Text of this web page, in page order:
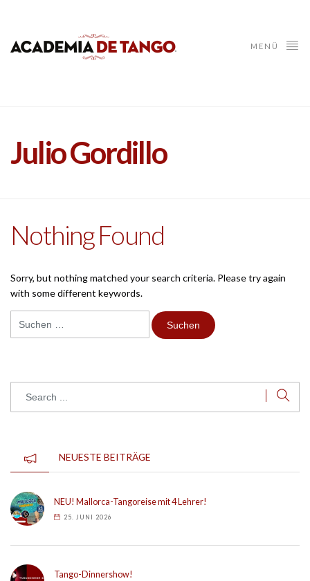
MENÜ
Julio Gordillo
Nothing Found
Sorry, but nothing matched your search criteria. Please try again
with some different keywords.
nach:
NEUESTE BEITRÄGE
NEU! Mallorca-Tangoreise mit 4 Lehrer!
25. JUNI 2026
Tango-Dinnershow!